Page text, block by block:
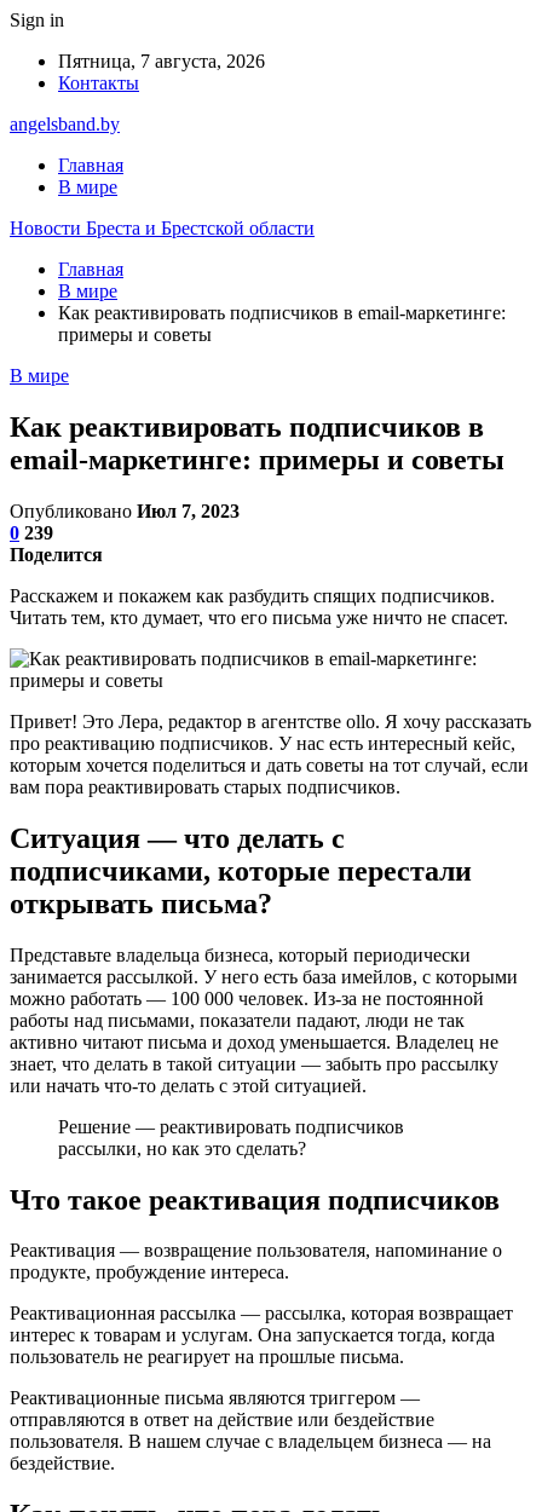
Sign in
Пятница, 7 августа, 2026
Контакты
angelsband.by
Главная
В мире
Новости Бреста и Брестской области
Главная
В мире
Как реактивировать подписчиков в email-маркетинге:
примеры и советы
В мире
Как реактивировать подписчиков в
email-маркетинге: примеры и советы
Опубликовано Июл 7, 2023
0 239
Поделится
Расскажем и покажем как разбудить спящих подписчиков.
Читать тем, кто думает, что его письма уже ничто не спасет.
Привет! Это Лера, редактор в агентстве ollo. Я хочу рассказать
про реактивацию подписчиков. У нас есть интересный кейс,
которым хочется поделиться и дать советы на тот случай, если
вам пора реактивировать старых подписчиков.
Ситуация — что делать с
подписчиками, которые перестали
открывать письма?
Представьте владельца бизнеса, который периодически
занимается рассылкой. У него есть база имейлов, с которыми
можно работать — 100 000 человек. Из-за не постоянной
работы над письмами, показатели падают, люди не так
активно читают письма и доход уменьшается. Владелец не
знает, что делать в такой ситуации — забыть про рассылку
или начать что-то делать с этой ситуацией.
Решение — реактивировать подписчиков
рассылки, но как это сделать?
Что такое реактивация подписчиков
Реактивация — возвращение пользователя, напоминание о
продукте, пробуждение интереса.
Реактивационная рассылка — рассылка, которая возвращает
интерес к товарам и услугам. Она запускается тогда, когда
пользователь не реагирует на прошлые письма.
Реактивационные письма являются триггером —
отправляются в ответ на действие или бездействие
пользователя. В нашем случае с владельцем бизнеса — на
бездействие.